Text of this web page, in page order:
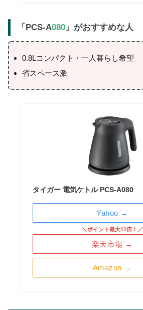
「PCS-A080 」がおすすめな人
0.8Lコンパクト・一人暮らし希望
省スペース派
タイガー 電気ケトル PCS-A080
Amazon →
＼ポイント最大11倍！／
楽天市場 →
Yahoo →